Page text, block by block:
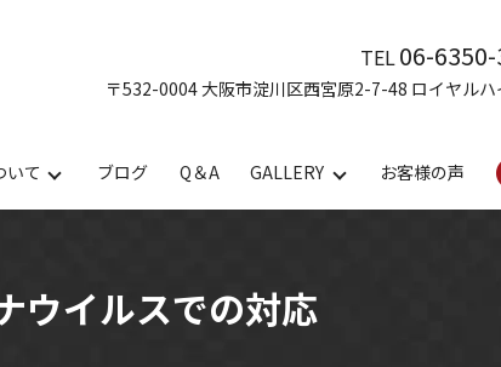
TEL06-
〒532-0004 大阪市淀川区西宮原2-7-48 ロイヤルハ
いて ブログ Q＆A GALLERY お客様の声
ウイルスでの対応